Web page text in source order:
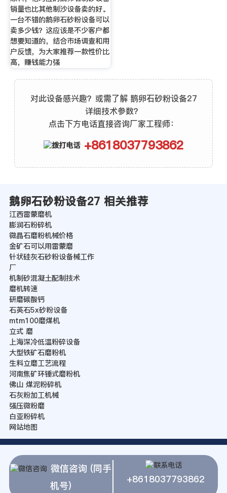
销量也比其他制沙设备卖的好。
一台不错的鹅卵石砂粉设备可以
卖多少钱？这应该是不少客户都
想要知道的，结合市场调查和用
户反馈，为大家推荐一款性价比
高，赚钱能力强
对此设备感兴趣？或需了解 鹅卵石砂粉设备27
详细技术参数？
点击下方电话直接咨询厂家工程师：
+8618037793862
鹅卵石砂粉设备27 相关推荐
江西雷蒙磨机
膨润石粉碎机
微晶石磨粉机械价格
金矿石可以用雷蒙磨
针状硅灰石砂粉设备械工作
厂
机制砂混凝土配制技术
磨机转速
研磨碳酸钙
石英石5x砂粉设备
mtm100磨煤机
立式 磨
上海深冷低温粉碎设备
大型铁矿石磨粉机
生料立磨工艺流程
河南焦矿环锤式磨粉机
佛山 煤泥粉碎机
石灰粉加工机械
强压微粉磨
白亚粉碎机
网站地图
微信咨询 (同手
机号)
+8618037793862